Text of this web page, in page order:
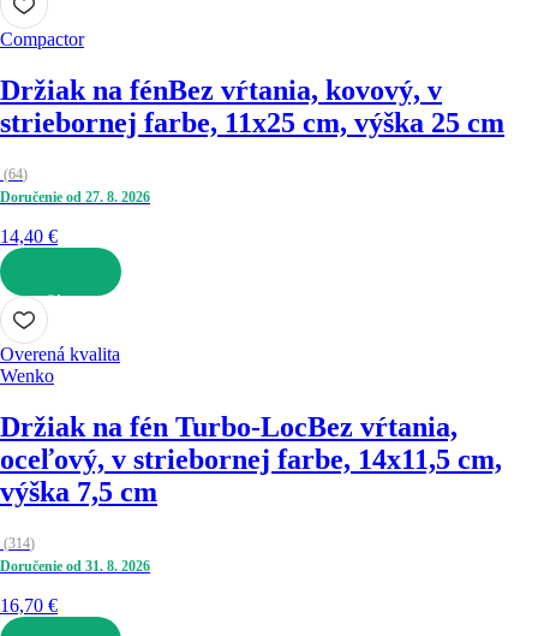
Compactor
Držiak na fénBez vŕtania, kovový, v
striebornej farbe, 11x25 cm, výška 25 cm
(64)
Doručenie od 27. 8. 2026
14,40 €
DO KOŠÍKA
Overená kvalita
Wenko
Držiak na fén Turbo-LocBez vŕtania,
oceľový, v striebornej farbe, 14x11,5 cm,
výška 7,5 cm
(314)
Doručenie od 31. 8. 2026
16,70 €